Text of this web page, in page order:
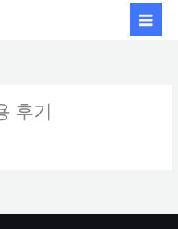
후기